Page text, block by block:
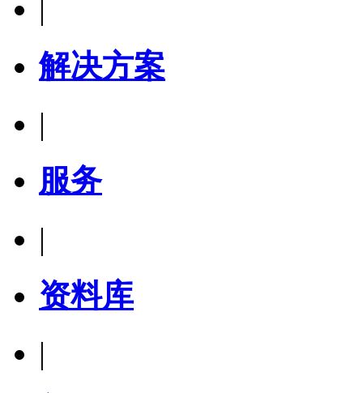
|
解决方案
|
服务
|
资料库
|